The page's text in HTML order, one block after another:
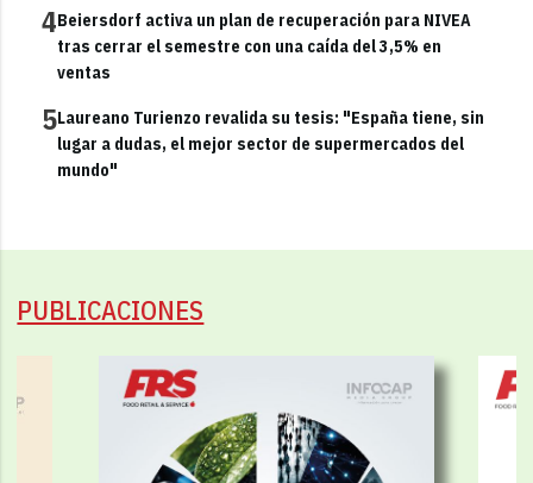
4Beiersdorf activa un plan de recuperación para NIVEA
tras cerrar el semestre con una caída del 3,5% en
ventas
5Laureano Turienzo revalida su tesis: "España tiene, sin
lugar a dudas, el mejor sector de supermercados del
mundo"
PUBLICACIONES